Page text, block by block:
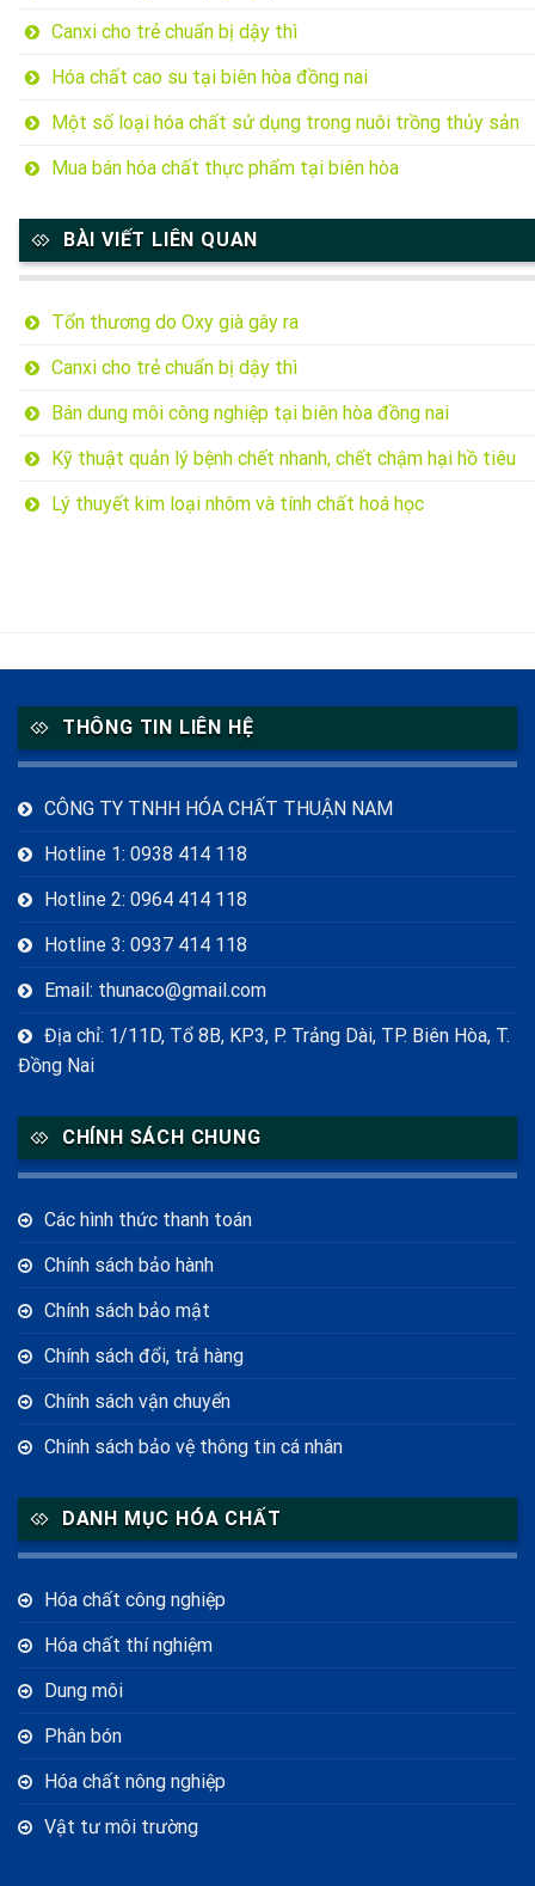
Canxi cho trẻ chuẩn bị dậy thì
Hóa chất cao su tại biên hòa đồng nai
Một số loại hóa chất sử dụng trong nuôi trồng thủy sản
Mua bán hóa chất thực phẩm tại biên hòa
BÀI VIẾT LIÊN QUAN
Tổn thương do Oxy già gây ra
Canxi cho trẻ chuẩn bị dậy thì
Bán dung môi công nghiệp tại biên hòa đồng nai
Kỹ thuật quản lý bệnh chết nhanh, chết chậm hại hồ tiêu
Lý thuyết kim loại nhôm và tính chất hoá học
THÔNG TIN LIÊN HỆ
CÔNG TY TNHH HÓA CHẤT THUẬN NAM
Hotline 1: 0938 414 118
Hotline 2: 0964 414 118
Hotline 3: 0937 414 118
Email: thunaco@gmail.com
Địa chỉ: 1/11D, Tổ 8B, KP3, P. Trảng Dài, TP. Biên Hòa, T.
Đồng Nai
CHÍNH SÁCH CHUNG
Các hình thức thanh toán
Chính sách bảo hành
Chính sách bảo mật
Chính sách đổi, trả hàng
Chính sách vận chuyển
Chính sách bảo vệ thông tin cá nhân
DANH MỤC HÓA CHẤT
Hóa chất công nghiệp
Hóa chất thí nghiệm
Dung môi
Phân bón
Hóa chất nông nghiệp
Vật tư môi trường